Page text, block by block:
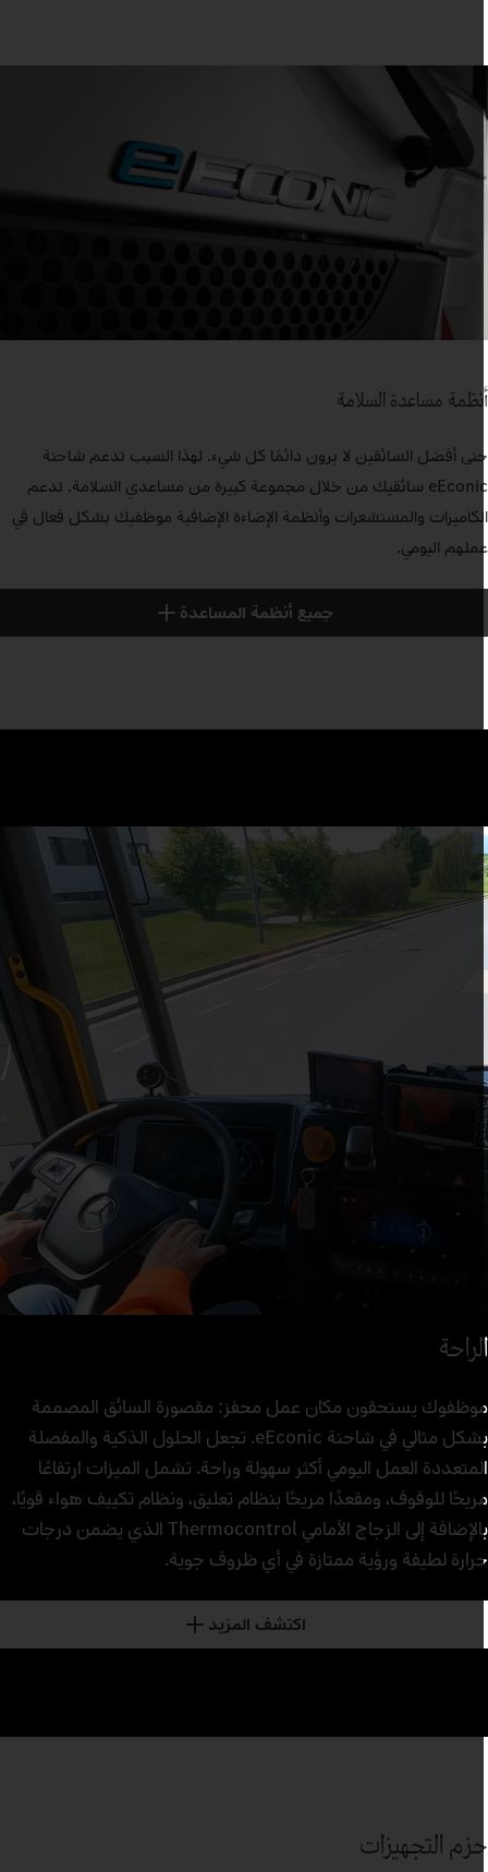
مساعدة السلامة
أفضل السائقين لا يرون دائمًا كل شيء. لهذا السبب تدعم شاحنة
eEconic سائقيك من خلال مجموعة كبيرة من مساعدي السلامة. تدعم
والمستشعرات وأنظمة الإضاءة الإضافية موظفيك بشكل فعال في
اليومي.
جميع أنظمة المساعدة
يستحقون مكان عمل محفز: مقصورة السائق المصممة
بشكل مثالي في شاحنة eEconic. تجعل الحلول الذكية والمفصلة
العمل اليومي أكثر سهولة وراحة. تشمل الميزات ارتفاعًا
للوقوف، ومقعدًا مريحًا بنظام تعليق، ونظام تكييف هواء قويًا،
بالإضافة إلى الزجاج الأمامي Thermocontrol الذي يضمن درجات
لطيفة ورؤية ممتازة في أي ظروف جوية.
اكتشف المزيد
التجهيزات